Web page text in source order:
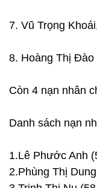
7. Vũ Trọng
8. Hoàng Thị Đào
Còn 4 nạn nhân
Danh sách nạn
1.Lê Phước Anh
2.Phùng Thị